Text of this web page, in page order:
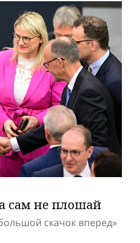
сам не плошай
скачок вперед»